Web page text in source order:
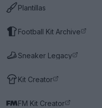
Plantillas
Football Kit Archive
Sneaker Legacy
Kit Creator
FM Kit Creator